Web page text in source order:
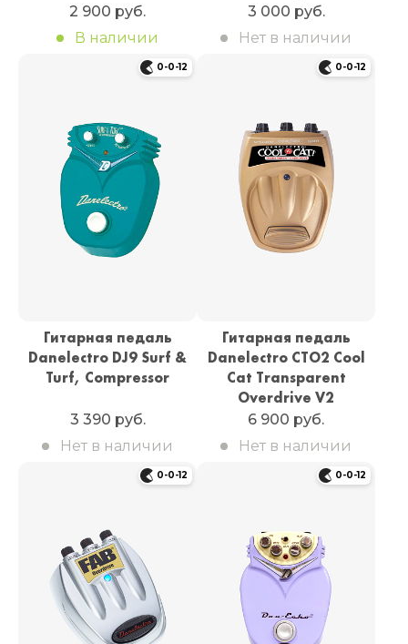
2 900 руб.
В наличии
3 000 руб.
Нет в наличии
0-0-12
Гитарная педаль
Danelectro DJ9 Surf &
Turf, Compressor
3 390 руб.
Нет в наличии
0-0-12
Гитарная педаль
Danelectro CTO2 Cool
Cat Transparent
Overdrive V2
6 900 руб.
Нет в наличии
0-0-12 0-0-12